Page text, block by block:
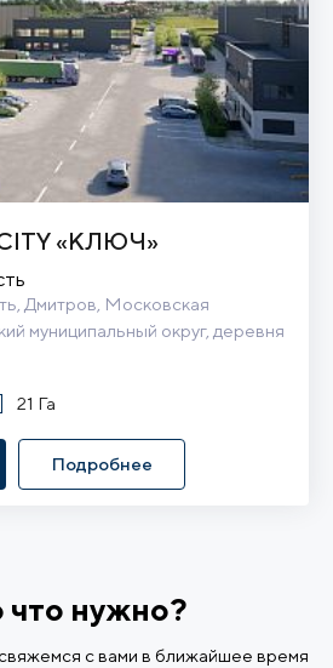
«КЛЮЧ»
Дмитров, Московская
муниципальный округ, деревня
21 Га
Подробнее
что нужно?
с вами в ближайшее время